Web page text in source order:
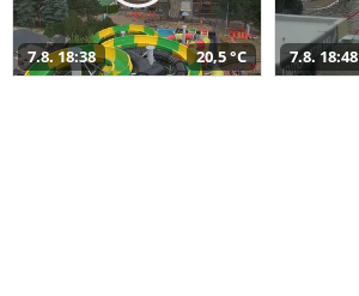
7.8. 18:38 20,5 °C 7.8. 18:48